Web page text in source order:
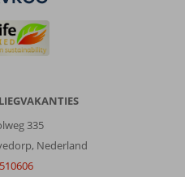
335
Nederland